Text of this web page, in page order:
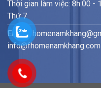
Thời gian làm việc: 8h:00 -
Thứ 7
Email:
info@fhomenamkhang.com